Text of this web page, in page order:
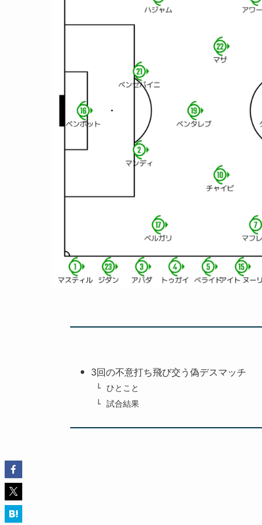
3回の不意打ち飛び交う偽デスマッチ
ひとこと
試合結果